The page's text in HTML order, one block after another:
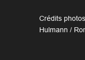
Crédits
Hulmann /